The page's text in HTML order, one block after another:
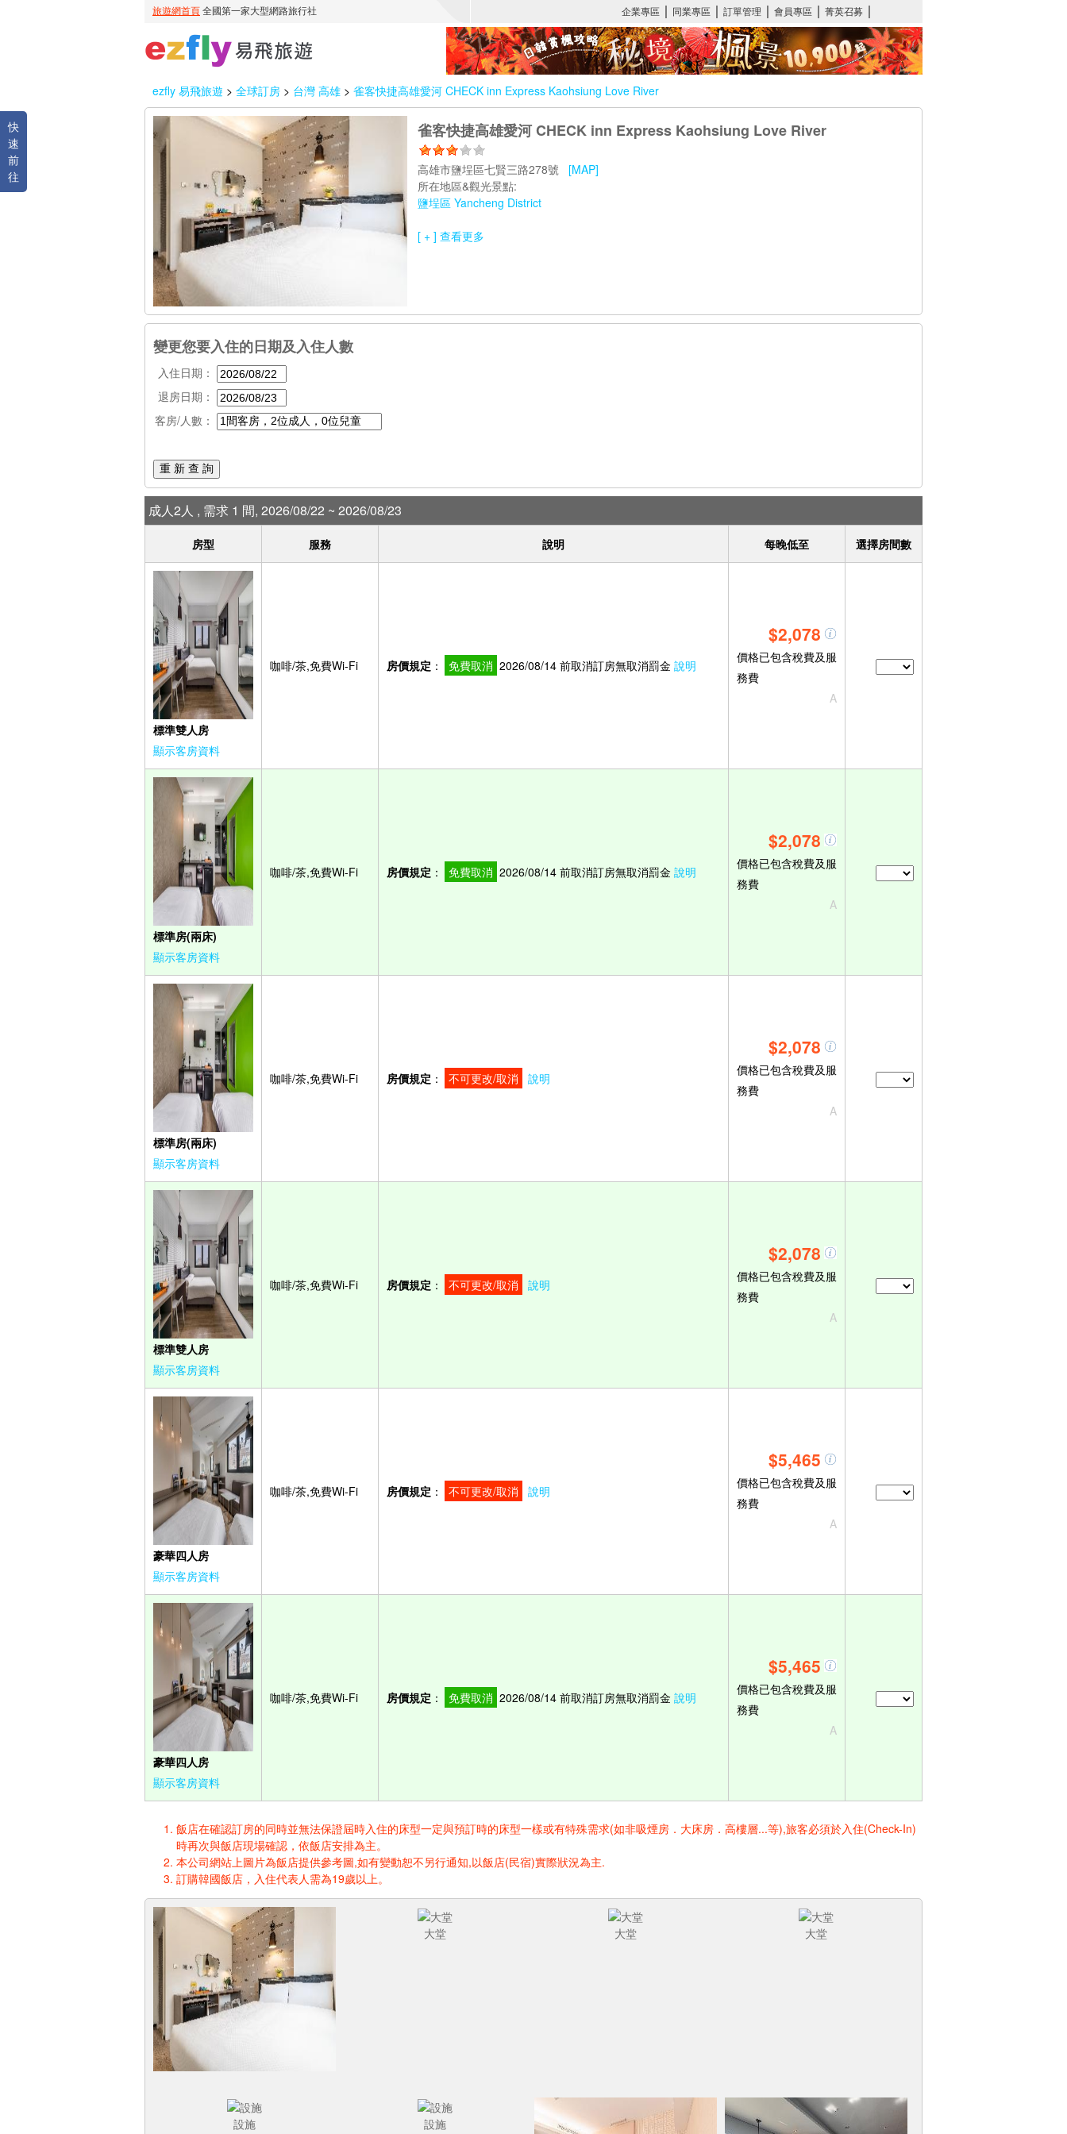
ezfly 易飛旅遊 > 全球訂房 > 台灣 高雄 > 雀客快捷高雄愛河 CHECK inn Express Kaohsiung Love River
快
速
前
往
雀客快捷高雄愛河 CHECK inn Express Kaohsiung Love River
高雄市鹽埕區七賢三路278號 [MAP]
所在地區&觀光景點:
鹽埕區 Yancheng District
[ + ] 查看更多
變更您要入住的日期及入住人數
入住日期：
退房日期：
客房/人數：
重 新 查 詢
成人2人 , 需求 1 間, 2026/08/22 ~ 2026/08/23
房型 服務 說明 每晚低至 選擇房間數
標準雙人房
顯示客房資料
咖啡/茶,免費Wi-Fi 房價規定 ： 免費取消 2026/08/14 前取消訂房無取消罰金 說明
$2,078
價格已包含稅費及服
務費
A
標準房(兩床)
顯示客房資料
咖啡/茶,免費Wi-Fi 房價規定 ： 免費取消 2026/08/14 前取消訂房無取消罰金 說明
$2,078
價格已包含稅費及服
務費
A
標準房(兩床)
顯示客房資料
咖啡/茶,免費Wi-Fi 房價規定 ： 不可更改/取消 說明
$2,078
價格已包含稅費及服
務費
A
標準雙人房
顯示客房資料
咖啡/茶,免費Wi-Fi 房價規定 ： 不可更改/取消 說明
$2,078
價格已包含稅費及服
務費
A
豪華四人房
顯示客房資料
咖啡/茶,免費Wi-Fi 房價規定 ： 不可更改/取消 說明
$5,465
價格已包含稅費及服
務費
A
豪華四人房
顯示客房資料
咖啡/茶,免費Wi-Fi 房價規定 ： 免費取消 2026/08/14 前取消訂房無取消罰金 說明
$5,465
價格已包含稅費及服
務費
A
飯店在確認訂房的同時並無法保證屆時入住的床型一定與預訂時的床型一樣或有特殊需求(如非吸煙房．大床房．高樓層...等),旅客必須於入住(Check-In)
時再次與飯店現場確認，依飯店安排為主。
本公司網站上圖片為飯店提供參考圖,如有變動恕不另行通知,以飯店(民宿)實際狀況為主.
訂購韓國飯店，入住代表人需為19歲以上。
大堂 大堂 大堂
設施 設施